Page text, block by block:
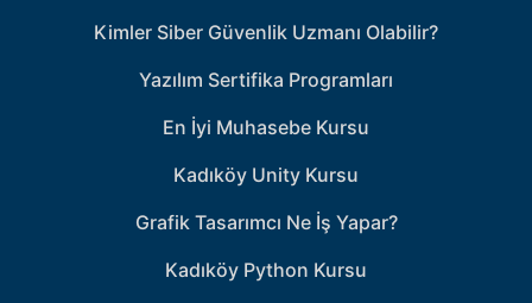
Kimler Siber Güvenlik Uzmanı Olabilir?
Yazılım Sertifika Programları
En İyi Muhasebe Kursu
Kadıköy Unity Kursu
Grafik Tasarımcı Ne İş Yapar?
Kadıköy Python Kursu